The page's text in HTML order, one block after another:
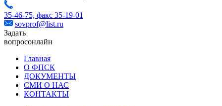
35-46-75, факс 35-19-01
sovprof@list.ru
Задать
вопросонлайн
Главная
О ФПСК
ДОКУМЕНТЫ
СМИ О НАС
КОНТАКТЫ